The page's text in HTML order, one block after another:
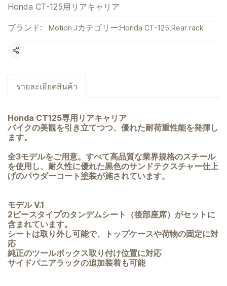
Honda CT-125用リアキャリア
ブランド: Motion Jカテゴリー:Honda CT-125 Rear rack
共有
รายละเอียดสินค้า
Honda CT125専用リアキャリア
バイクの美観を引き立てつつ、優れた耐荷重性能を発揮し
ます。
全3モデルをご用意。すべて高品質な業界規格のスチール
を使用し、耐久性に優れた黒色のサンドテクスチャー仕上
げのパウダーコート塗装が施されています。
モデル V.1
2ピースタイプのタンデムシート（後部座席）がセットに
含まれています。
シートは取り外し可能で、トップケースや荷物の固定に対
応
純正のツールボックス取り付け位置に対応
サイドパニアラックの追加装着も可能